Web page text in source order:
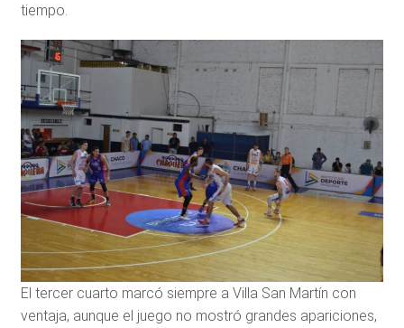
tiempo.
El tercer cuarto marcó siempre a Villa San Martín con
ventaja, aunque el juego no mostró grandes apariciones,